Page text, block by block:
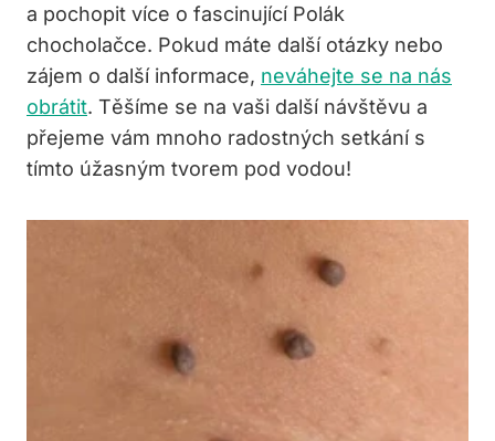
a pochopit více o fascinující Polák
chocholačce. Pokud máte další otázky nebo
zájem o další informace, neváhejte se na nás
obrátit. Těšíme se na vaši další návštěvu a
přejeme vám mnoho radostných setkání s
tímto úžasným tvorem pod vodou!